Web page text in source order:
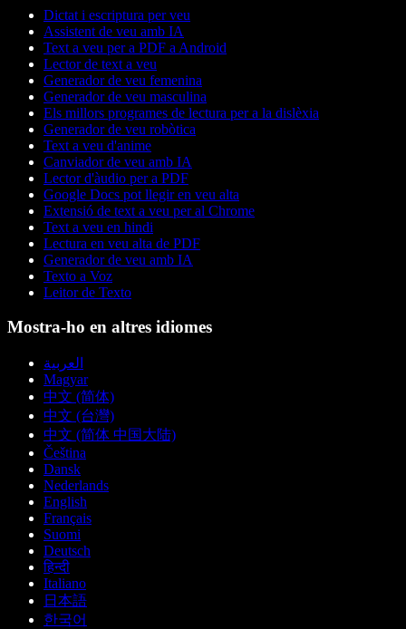
Dictat i escriptura per veu
Assistent de veu amb IA
Text a veu per a PDF a Android
Lector de text a veu
Generador de veu femenina
Generador de veu masculina
Els millors programes de lectura per a la dislèxia
Generador de veu robòtica
Text a veu d'anime
Canviador de veu amb IA
Lector d'àudio per a PDF
Google Docs pot llegir en veu alta
Extensió de text a veu per al Chrome
Text a veu en hindi
Lectura en veu alta de PDF
Generador de veu amb IA
Texto a Voz
Leitor de Texto
Mostra-ho en altres idiomes
العربية
Magyar
中文 (简体)
中文 (台灣)
中文 (简体 中国大陆)
Čeština
Dansk
Nederlands
English
Français
Suomi
Deutsch
हिन्दी
Italiano
日本語
한국어